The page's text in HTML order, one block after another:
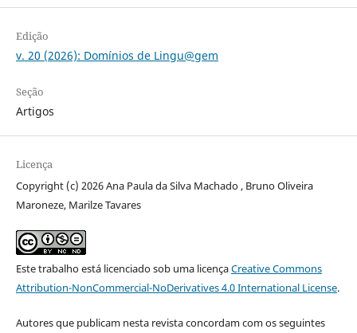
Edição
v. 20 (2026): Domínios de Lingu@gem
Seção
Artigos
Licença
Copyright (c) 2026 Ana Paula da Silva Machado , Bruno Oliveira
Maroneze, Marilze Tavares
Este trabalho está licenciado sob uma licençaCreative Commons
Attribution-NonCommercial-NoDerivatives 4.0 International License.
Autores que publicam nesta revista concordam com os seguintes